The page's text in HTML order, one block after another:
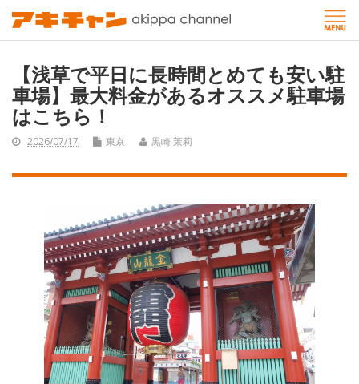
【浅草で平日に長時間とめても安い駐
車場】最大料金があるオススメ駐車場
はこちら！
2026/07/17 東京 黒崎 茉莉